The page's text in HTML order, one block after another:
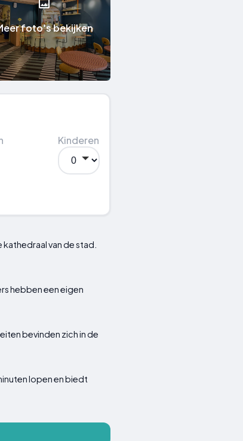
foto's bekijken
Kinderen
van de stad.
hebben een eigen
bevinden zich in de
lopen en biedt